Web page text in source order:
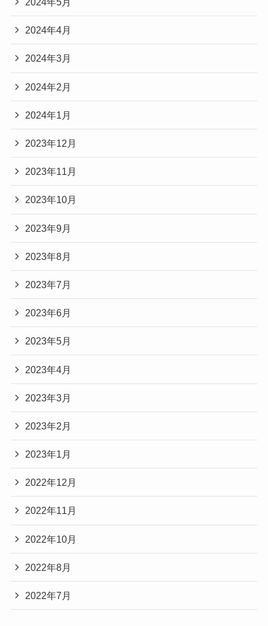
2024年4月
2024年3月
2024年2月
2024年1月
2023年12月
2023年11月
2023年10月
2023年9月
2023年8月
2023年7月
2023年6月
2023年5月
2023年4月
2023年3月
2023年2月
2023年1月
2022年12月
2022年11月
2022年10月
2022年8月
2022年7月